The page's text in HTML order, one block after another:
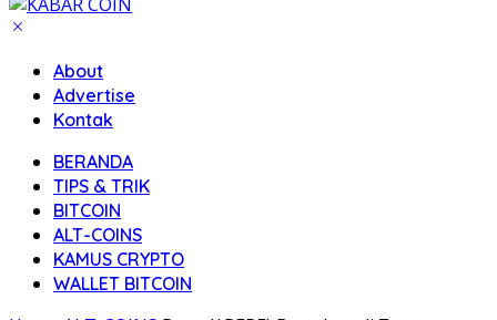
About
Advertise
Kontak
BERANDA
TIPS & TRIK
BITCOIN
ALT-COINS
KAMUS CRYPTO
WALLET BITCOIN